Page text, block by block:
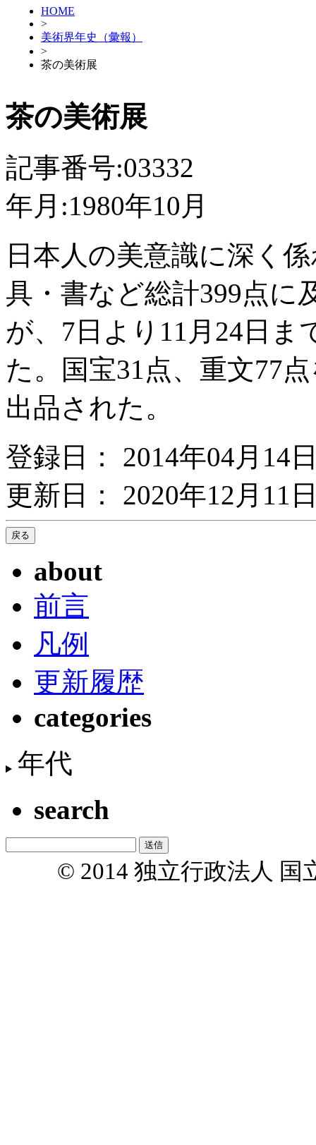
HOME
>
美術界年史（彙報）
>
茶の美術展
茶の美術展
記事番号:03332
年月:1980年10月
日本人の美意識に深く
具・書など総計399点に
が、7日より11月24日ま
た。国宝31点、重文77
出品された。
登録日： 2014年04月14
更新日： 2020年12月11
about
前言
凡例
更新履歴
categories
年代
search
© 2014 独立行政法人 国